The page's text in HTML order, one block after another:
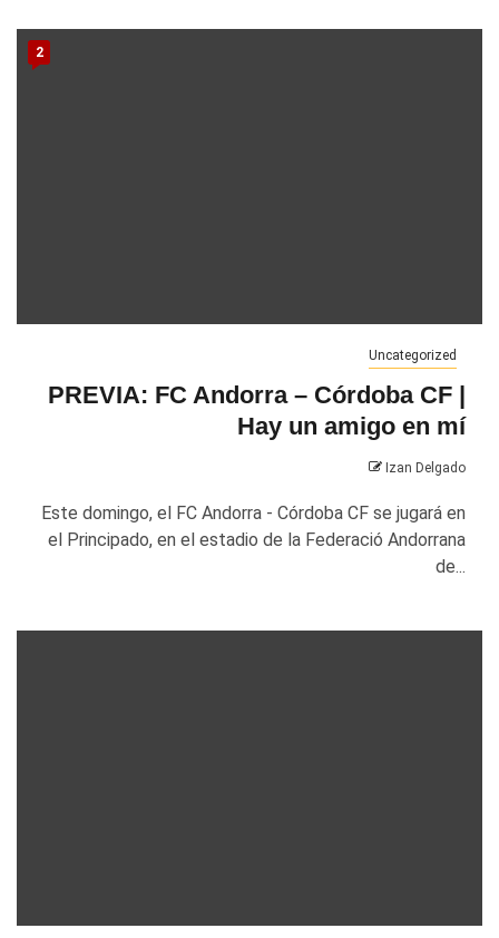
2
Uncategorized
PREVIA: FC Andorra – Córdoba CF |
Hay un amigo en mí
Izan Delgado
Este domingo, el FC Andorra - Córdoba CF se jugará en
el Principado, en el estadio de la Federació Andorrana
de...